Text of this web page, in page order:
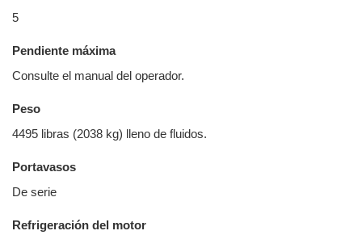
5
Pendiente máxima
Consulte el manual del operador.
Peso
4495 libras (2038 kg) lleno de fluidos.
Portavasos
De serie
Refrigeración del motor